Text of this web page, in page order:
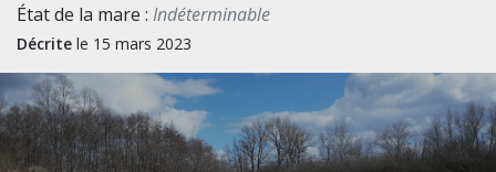
État de la mare : Indéterminable
Décrite le 15 mars 2023